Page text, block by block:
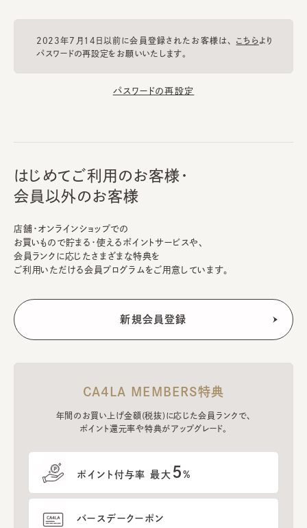
2023年7月14日以前に会員登録されたお客様は、 こちらより
パスワードの再設定をお願いいたします。
パスワードの再設定
はじめてご利用のお客様・
会員以外のお客様
店舗・オンラインショップでの
お買いもので貯まる・使えるポイントサービスや、
会員ランクに応じたさまざまな特典を
ご利用いただける会員プログラムをご用意しています。
CA4LA MEMBERS特典
年間のお買い上げ金額(税抜)に応じた会員ランクで、
ポイント還元率や特典がアップグレード。
ポイント付与率 最大 5%
バースデークーポン